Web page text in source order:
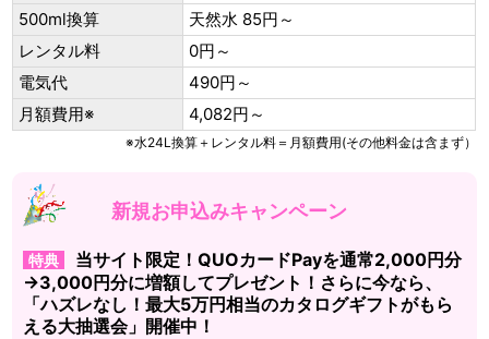
500ml換算
天然水 85円～
レンタル料
0円～
電気代
490円～
月額費用※
4,082円～
※水24L換算＋レンタル料＝月額費用(その他料金は含まず）
新規お申込みキャンペーン
特典
当サイト限定！QUOカードPayを通常2,000円分
→3,000円分に増額してプレゼント！さらに今なら、
「ハズレなし！最大5万円相当のカタログギフトがもら
える大抽選会」開催中！